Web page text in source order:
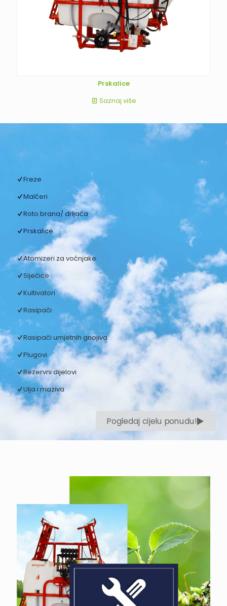
Prskalice
Saznaj više
Freze
Malčeri
Roto brana/ drljača
Prskalice
Atomizeri za voćnjake
Siječice
Kultivatori
Rasipači
Rasipači umjetnih gnojiva
Plugovi
Rezervni dijelovi
Ulja i maziva
Pogledaj cijelu ponudu!